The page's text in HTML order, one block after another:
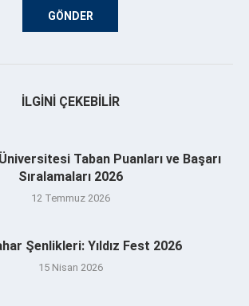
İLGINI ÇEKEBILIR
Taban Puanları ve Başarı
Sıralamaları 2026
12 Temmuz 2026
Şenlikleri: Yıldız Fest 2026
15 Nisan 2026